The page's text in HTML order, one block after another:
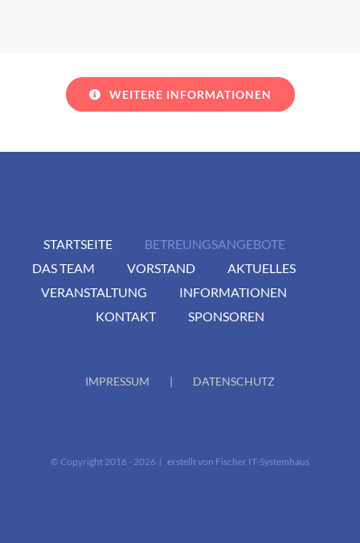
WEITERE INFORMATIONEN
STARTSEITE
BETREUNGSANGEBOTE
DAS TEAM
VORSTAND
AKTUELLES
VERANSTALTUNG
INFORMATIONEN
KONTAKT
SPONSOREN
IMPRESSUM DATENSCHUTZ
© Copyright 2016 - 2026 | erstellt von Fischer IT-Systemhaus